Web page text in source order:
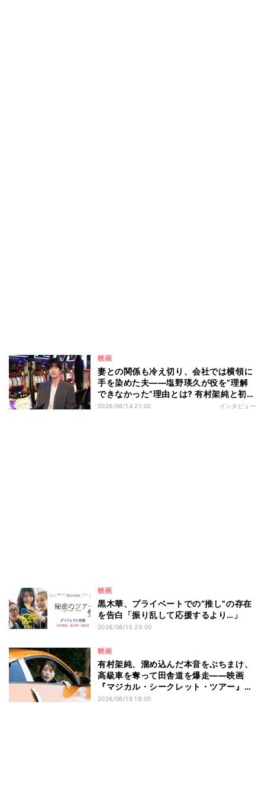
映画
妻との関係も冷え切り、会社では横領に
手を染めた夫――塩野瑛久が役を“理解
できなかった”理由とは? 有村架純と初共
演で夫婦役「お互いの視点から関係性を
2026/06/14 21:00 インタビュー
映画
黒木華、プライベートでの“推し”の存在
を告白「振り乱して応援するより…」
2026/06/15 20:00
映画
有村架純、溜め込んだ本音をぶちまけ、
高級車を奪って田舎道を爆走――映画
『マジカル・シークレット・ツアー』本
編映像&場面写真
2026/06/19 19:00